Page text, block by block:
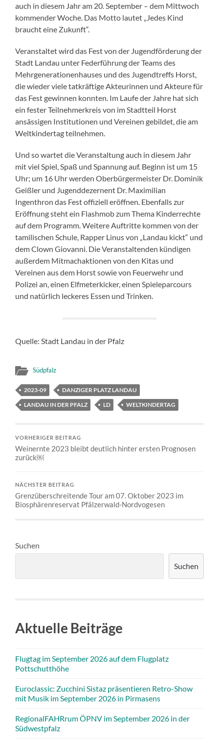
auch in diesem Jahr am 20. September – dem Mittwoch
kommender Woche. Das Motto lautet „Jedes Kind
braucht eine Zukunft“.
Veranstaltet wird das Fest von der Jugendförderung der
Stadt Landau unter Federführung der Teams des
Mehrgenerationenhauses und des Jugendtreffs Horst,
die wieder viele tatkräftige Akteurinnen und Akteure für
das Fest gewinnen konnten. Im Laufe der Jahre hat sich
ein fester Teilnehmerkreis von im Stadtteil Horst
ansässigen Institutionen und Vereinen gebildet, die am
Weltkindertag teilnehmen.
Und so wartet die Veranstaltung auch in diesem Jahr
mit viel Spiel, Spaß und Spannung auf. Beginn ist um 15
Uhr; um 16 Uhr werden Oberbürgermeister Dr. Dominik
Geißler und Jugenddezernent Dr. Maximilian
Ingenthron das Fest offiziell eröffnen. Ebenfalls zur
Eröffnung steht ein Flashmob zum Thema Kinderrechte
auf dem Programm. Weitere Auftritte kommen von der
tamilischen Schule, Rapper Linus von „Landau kickt“ und
dem Clown Giovanni. Die Veranstaltenden kündigen
außerdem Mitmachaktionen von den Kitas und
Vereinen aus dem Horst sowie von Feuerwehr und
Polizei an, einen Elfmeterkicker, einen Spieleparcours
und natürlich leckeres Essen und Trinken.
Quelle: Stadt Landau in der Pfalz
Südpfalz
2023-09
DANZIGER PLATZ LANDAU
LANDAU IN DER PFALZ
LD WELTKINDERTAG
VORHERIGER BEITRAG
Weinernte 2023 bleibt deutlich hinter ersten Prognosen
zurück￼
NÄCHSTER BEITRAG
Grenzüberschreitende Tour am 07. Oktober 2023 im
Biosphärenreservat Pfälzerwald-Nordvogesen
Suchen
Suchen
Aktuelle Beiträge
Flugtag im September 2026 auf dem Flugplatz
Pottschutthöhe
Euroclassic: Zucchini Sistaz präsentieren Retro-Show
mit Musik im September 2026 in Pirmasens
RegionalFAHRrum ÖPNV im September 2026 in der
Südwestpfalz